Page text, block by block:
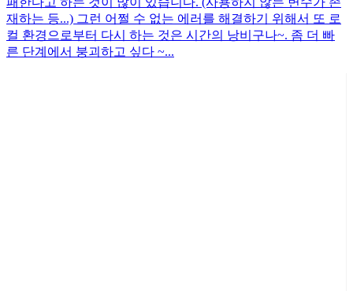
재하는 등...) 그런 어쩔 수 없는 에러를 해결하기 위해서 또 로
컬 환경으로부터 다시 하는 것은 시간의 낭비구나~. 좀 더 빠
른 단계에서 붕괴하고 싶다 ~...